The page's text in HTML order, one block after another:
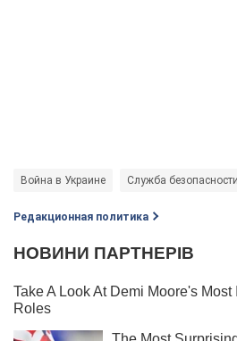
Война в Украине Служба
Редакционная политика